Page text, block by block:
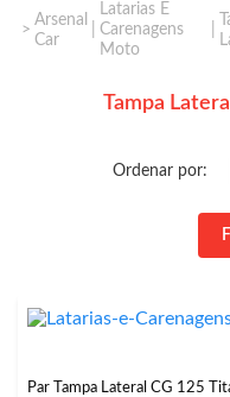
Arsenal
Car
Latarias E
Carenagens
Moto
Tampa
Ordenar por:
Par Tampa Lateral CG 125